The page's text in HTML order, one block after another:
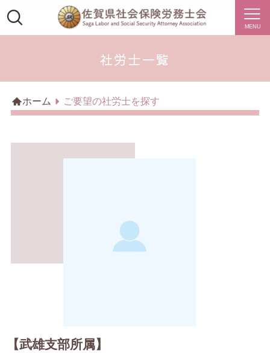
MENU
社労士一覧
ホーム ご要望の社労士を探す
【武雄支部所属】